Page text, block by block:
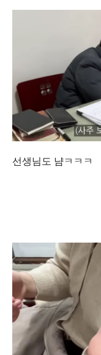
선생님도 냠ㅋㅋㅋ